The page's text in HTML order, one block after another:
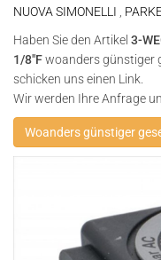
NUOVA SIMONELLI
Haben Sie den Artikel 3-
1/8"Fwoanders günstiger
schicken uns einen Link.
Wir werden Ihre Anfrage
Woanders günstiger